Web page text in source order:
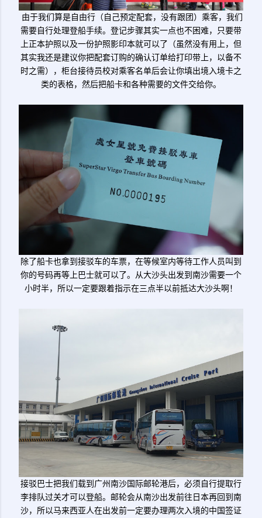
由于我们算是自由行（自己预定配套，没有跟团）乘客，我们
需要自行处理登船手续。登记步骤其实一点也不困难，只要带
上正本护照以及一份护照影印本就可以了（虽然没有用上，但
其实我还是建议你把配套订购的确认订单给打印带上，以备不
时之需），柜台接待员校对乘客名单后会让你填出境入境卡之
类的表格，然后把船卡和各种需要的文件交给你。
除了船卡也拿到接驳车的车票，在等候室内等待工作人员叫到
你的号码再等上巴士就可以了。从大沙头出发到南沙需要一个
小时半，所以一定要跟着指示在三点半以前抵达大沙头啊！
接驳巴士把我们载到广州南沙国际邮轮港后，必须自行提取行
李排队过关才可以登船。邮轮会从南沙出发前往日本再回到南
沙，所以马来西亚人在出发前一定要办理两次入境的中国签证